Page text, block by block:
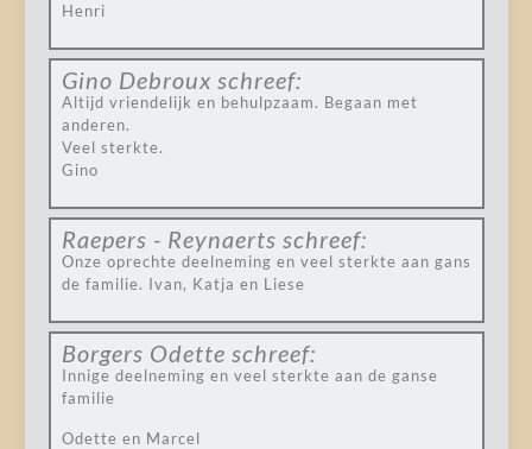
Henri
Gino Debroux schreef:
Altijd vriendelijk en behulpzaam. Begaan met
anderen.
Veel sterkte.
Gino
Raepers - Reynaerts schreef:
Onze oprechte deelneming en veel sterkte aan gans
de familie. Ivan, Katja en Liese
Borgers Odette schreef:
Innige deelneming en veel sterkte aan de ganse
familie
Odette en Marcel